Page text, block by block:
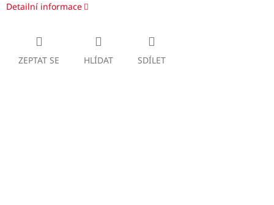
Detailní informace
ZEPTAT SE HLÍDAT SDÍLET